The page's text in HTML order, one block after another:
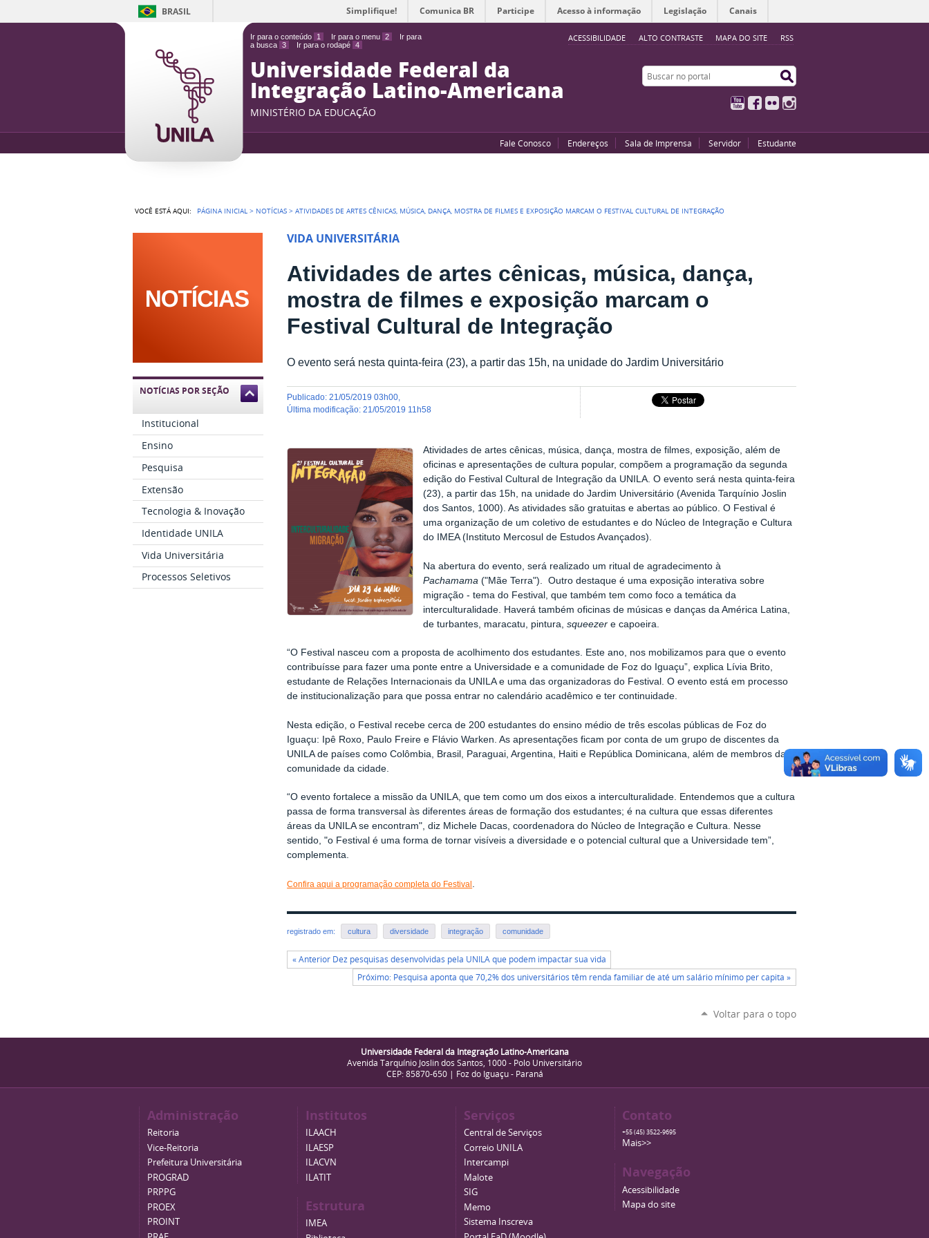
Ir para o conteúdo 1 Ir para o menu 2
Ir para
a busca 3 Ir para o rodapé 4
ACESSIBILIDADE ALTO CONTRASTE MAPA DO SITE RSS
BRASIL Simplifique! Comunica BR Participe Acesso à informação Legislação Canais
Universidade Federal da
Integração Latino-Americana
MINISTÉRIO DA EDUCAÇÃO
Buscar no portal
YouTubeFacebook
Flickr
Fale Conosco Endereços Sala de Imprensa Servidor Estudante
VOCÊ ESTÁ AQUI: PÁGINA INICIAL > NOTÍCIAS >ATIVIDADES DE ARTES CÊNICAS, MÚSICA, DANÇA, MOSTRA DE FILMES E EXPOSIÇÃO MARCAM O FESTIVAL CULTURAL DE INTEGRAÇÃO
NOTÍCIAS POR SEÇÃO
Institucional
Ensino
Pesquisa
Extensão
Tecnologia & Inovação
Identidade UNILA
Vida Universitária
Processos Seletivos
VIDA UNIVERSITÁRIA
Atividades de artes cênicas, música, dança,
mostra de filmes e exposição marcam o
Festival Cultural de Integração
O evento será nesta quinta-feira (23), a partir das 15h, na unidade do Jardim Universitário
publicado:21/05/2019 03h00
última modificação:21/05/2019 11h58
Atividades de artes cênicas, música, dança, mostra de filmes, exposição, além de
oficinas e apresentações de cultura popular, compõem a programação da segunda
edição do Festival Cultural de Integração da UNILA. O evento será nesta quinta-feira
(23), a partir das 15h, na unidade do Jardim Universitário (Avenida Tarquínio Joslin
dos Santos, 1000). As atividades são gratuitas e abertas ao público. O Festival é
uma organização de um coletivo de estudantes e do Núcleo de Integração e Cultura
do IMEA (Instituto Mercosul de Estudos Avançados).
Na abertura do evento, será realizado um ritual de agradecimento à
Pachamama ("Mãe Terra"). Outro destaque é uma exposição interativa sobre
migração - tema do Festival, que também tem como foco a temática da
interculturalidade. Haverá também oficinas de músicas e danças da América Latina,
de turbantes, maracatu, pintura, squeezere capoeira.
“O Festival nasceu com a proposta de acolhimento dos estudantes. Este ano, nos mobilizamos para que o evento
contribuísse para fazer uma ponte entre a Universidade e a comunidade de Foz do Iguaçu”, explica Lívia Brito,
estudante de Relações Internacionais da UNILA e uma das organizadoras do Festival. O evento está em processo
de institucionalização para que possa entrar no calendário acadêmico e ter continuidade.
Nesta edição, o Festival recebe cerca de 200 estudantes do ensino médio de três escolas públicas de Foz do
Iguaçu: Ipê Roxo, Paulo Freire e Flávio Warken. As apresentações ficam por conta de um grupo de discentes da
UNILA de países como Colômbia, Brasil, Paraguai, Argentina, Haiti e República Dominicana, além de membros da
comunidade da cidade.
“O evento fortalece a missão da UNILA, que tem como um dos eixos a interculturalidade. Entendemos que a cultura
passa de forma transversal às diferentes áreas de formação dos estudantes; é na cultura que essas diferentes
áreas da UNILA se encontram", diz Michele Dacas, coordenadora do Núcleo de Integração e Cultura. Nesse
sentido, "o Festival é uma forma de tornar visíveis a diversidade e o potencial cultural que a Universidade tem”,
complementa.
Confira aqui a programação completa do Festival .
registrado em: cultura diversidade integração comunidade
« Anterior Dez pesquisas desenvolvidas pela UNILA que podem impactar sua vida
Próximo: Pesquisa aponta que 70,2% dos universitários têm renda familiar de até um salário mínimo per capita »
Voltar para o topo
Universidade Federal da Integração Latino-Americana
Avenida Tarquínio Joslin dos Santos, 1000 - Polo Universitário
CEP: 85870-650 | Foz do Iguaçu - Paraná
Administração
Reitoria
Vice-Reitoria
Prefeitura Universitária
PROGRAD
PRPPG
PROEX
PROINT
Institutos
ILAACH
ILAESP
ILACVN
ILATIT
Estrutura
IMEA
Serviços
Central de Serviços
Correio UNILA
Intercampi
Malote
SIG
Memo
Sistema Inscreva
Contato
+55 (45) 3522-9695
Mais>>
Navegação
Acessibilidade
Mapa do site